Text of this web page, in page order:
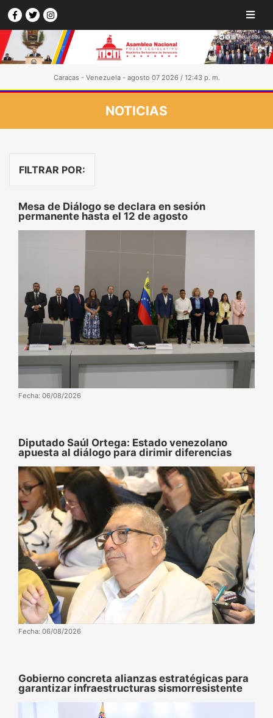
Caracas - Venezuela - agosto 07 2026 / 12:43 p. m.
NOTICIAS
FILTRAR POR:
Mesa de Diálogo se declara en sesión
permanente hasta el 12 de agosto
Fecha: 06/08/2026
Diputado Saúl Ortega: Estado venezolano
apuesta al diálogo para dirimir diferencias
Fecha: 06/08/2026
Gobierno concreta alianzas estratégicas para
garantizar infraestructuras sismorresistente